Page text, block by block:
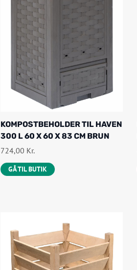
KOMPOSTBEHOLDER TIL HAVEN
300 L 60 X 60 X 83 CM BRUN
724,00 Kr.
GÅ TIL BUTIK